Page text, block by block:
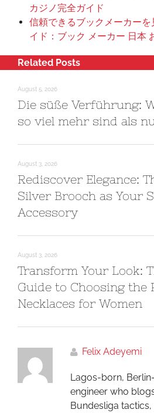
カジノ完全ガイド
信頼できるブックメーカー
イド：ブック メーカー 日本
Related Posts
August 5, 2026
Die süße Verführung:
so viel mehr sind als
August 3, 2026
Rediscover Elegance:
Silver Brooch as Your
Accessory
August 3, 2026
Transform Your Look:
Guide to Choosing the
Necklaces for Women
Felix Adeyemi
Lagos-born,
engineer who
Bundesliga